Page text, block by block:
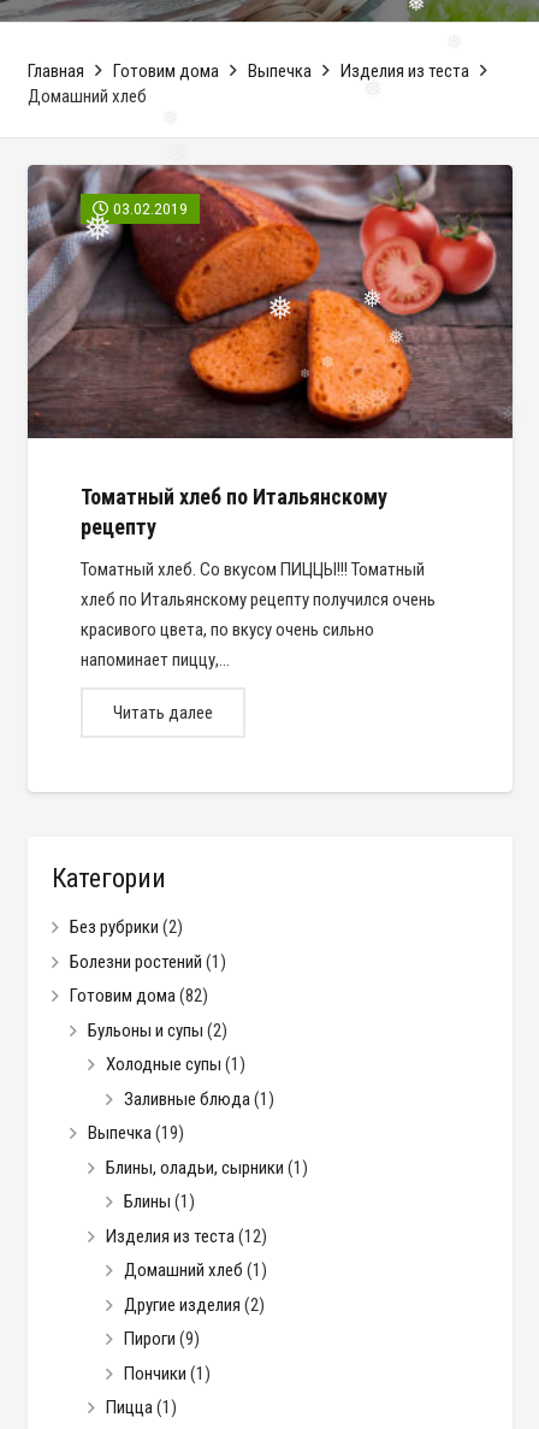
❅
❅ ❅
❅
❅
❅
❅
❅
Главная Готовим дома Выпечка
Изделия из теста
Домашний хлеб
03.02.2019
Томатный хлеб по Итальянскому
рецепту
Томатный хлеб. Со вкусом ПИЦЦЫ!!! Томатный
хлеб по Итальянскому рецепту получился очень
красивого цвета, по вкусу очень сильно
напоминает пиццу,…
Читать далее
Категории
Без рубрики (2)
Болезни ростений (1)
Готовим дома(82)
Бульоны и супы (2)
Холодные супы (1)
Заливные блюда(1)
Выпечка(19)
Блины, оладьи, сырники (1)
Блины (1)
Изделия из теста(12)
Домашний хлеб (1)
Другие изделия (2)
Пироги (9)
Пончики (1)
Пицца(1)